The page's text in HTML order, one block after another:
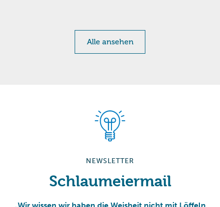
Alle ansehen
NEWSLETTER
Schlaumeiermail